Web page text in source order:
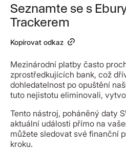
Seznamte se s
Trackerem
Kopírovat odkaz
Mezinárodní platby často
zprostředkujících bank, což
dohledatelnost po opuštění
tuto nejistotu eliminovali,
Tento nástroj, poháněný daty
aktuální události přímo na
můžete sledovat své finanční
kroku.